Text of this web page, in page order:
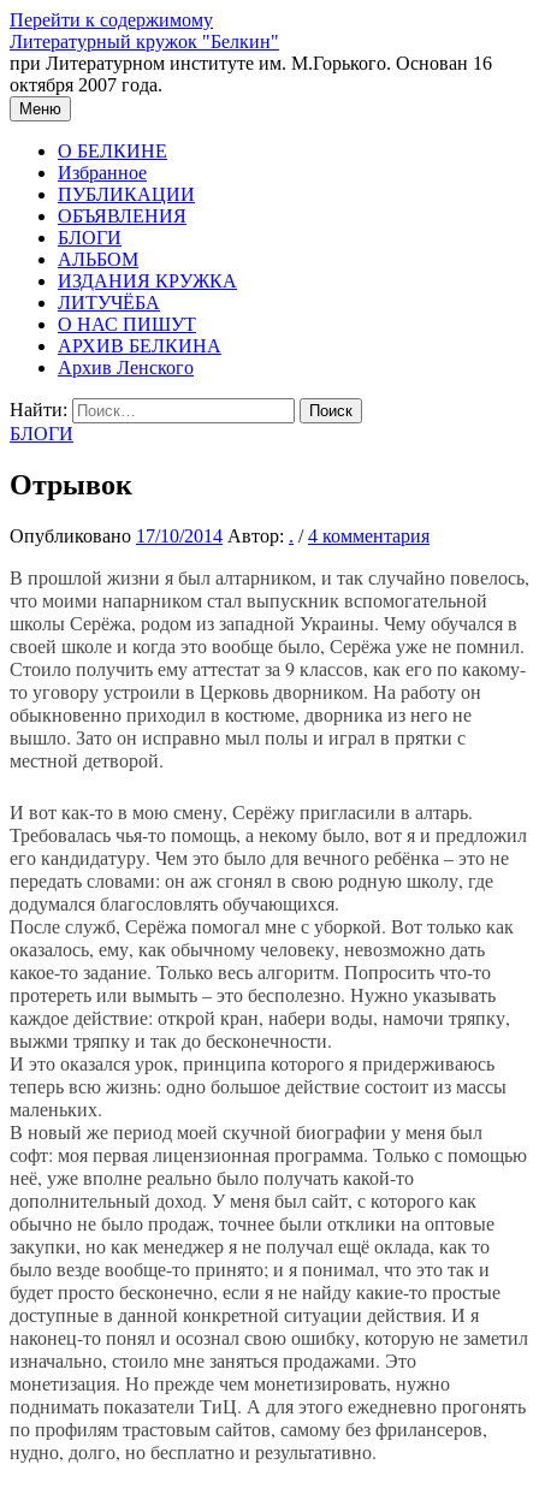
Перейти к содержимому
Литературный кружок "Белкин"
при Литературном институте им. М.Горького. Основан 16
октября 2007 года.
Меню
О БЕЛКИНЕ
Избранное
ПУБЛИКАЦИИ
ОБЪЯВЛЕНИЯ
БЛОГИ
АЛЬБОМ
ИЗДАНИЯ КРУЖКА
ЛИТУЧЁБА
О НАС ПИШУТ
АРХИВ БЕЛКИНА
Архив Ленского
Найти:
БЛОГИ
Отрывок
Опубликовано 17/10/2014 Автор: . /4 комментария
В прошлой жизни я был алтарником, и так случайно повелось,
что моими напарником стал выпускник вспомогательной
школы Серёжа, родом из западной Украины. Чему обучался в
своей школе и когда это вообще было, Серёжа уже не помнил.
Стоило получить ему аттестат за 9 классов, как его по какому-
то уговору устроили в Церковь дворником. На работу он
обыкновенно приходил в костюме, дворника из него не
вышло. Зато он исправно мыл полы и играл в прятки с
местной детворой.
И вот как-то в мою смену, Серёжу пригласили в алтарь.
Требовалась чья-то помощь, а некому было, вот я и предложил
его кандидатуру. Чем это было для вечного ребёнка – это не
передать словами: он аж сгонял в свою родную школу, где
додумался благословлять обучающихся.
После служб, Серёжа помогал мне с уборкой. Вот только как
оказалось, ему, как обычному человеку, невозможно дать
какое-то задание. Только весь алгоритм. Попросить что-то
протереть или вымыть – это бесполезно. Нужно указывать
каждое действие: открой кран, набери воды, намочи тряпку,
выжми тряпку и так до бесконечности.
И это оказался урок, принципа которого я придерживаюсь
теперь всю жизнь: одно большое действие состоит из массы
маленьких.
В новый же период моей скучной биографии у меня был
софт: моя первая лицензионная программа. Только с помощью
неё, уже вполне реально было получать какой-то
дополнительный доход. У меня был сайт, с которого как
обычно не было продаж, точнее были отклики на оптовые
закупки, но как менеджер я не получал ещё оклада, как то
было везде вообще-то принято; и я понимал, что это так и
будет просто бесконечно, если я не найду какие-то простые
доступные в данной конкретной ситуации действия. И я
наконец-то понял и осознал свою ошибку, которую не заметил
изначально, стоило мне заняться продажами. Это
монетизация. Но прежде чем монетизировать, нужно
поднимать показатели ТиЦ. А для этого ежедневно прогонять
по профилям трастовым сайтов, самому без фрилансеров,
нудно, долго, но бесплатно и результативно.